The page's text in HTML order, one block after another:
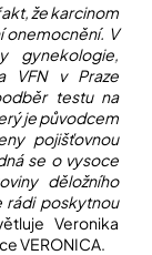
že karcinom
onemocnění. V
gynekologie,
VFN v Praze
testu na
je původcem
pojišťovnou
se o vysoce
děložního
rádi poskytnou
Veronika
VERONICA.